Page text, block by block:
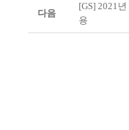
다음
[GS] 2021
용